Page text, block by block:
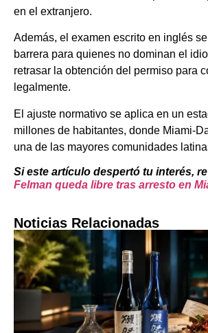
en el extranjero.
Además, el examen escrito en inglés
barrera para quienes no dominan el
retrasar la obtención del permiso para
legalmente.
El ajuste normativo se aplica en un
millones de habitantes, donde Miami-
una de las mayores comunidades
Si este artículo despertó tu interés,
Felman queda libre tras arresto en
Noticias Relacionadas